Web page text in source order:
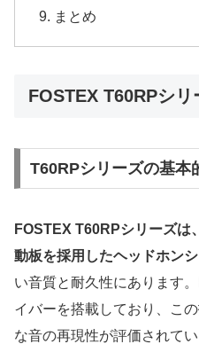
まとめ
FOSTEX T60RPシリ
T60RPシリーズの基本
FOSTEX T60RPシリーズは
動板を採用したヘッドホン
い音質と耐久性にあります
イバーを搭載しており、こ
な音の再現性が評価されて